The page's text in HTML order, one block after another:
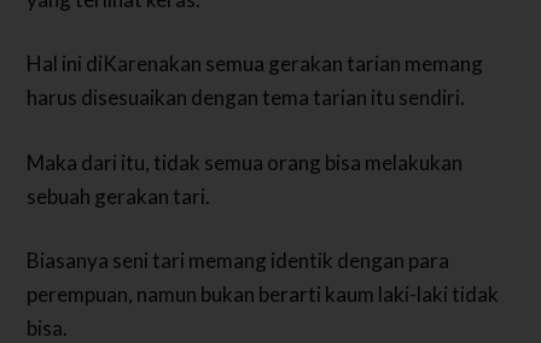
Hal ini diKarenakan semua gerakan tarian memang
harus disesuaikan dengan tema tarian itu sendiri.
Maka dari itu, tidak semua orang bisa melakukan
sebuah gerakan tari.
Biasanya seni tari memang identik dengan para
perempuan, namun bukan berarti kaum laki-laki tidak
bisa.